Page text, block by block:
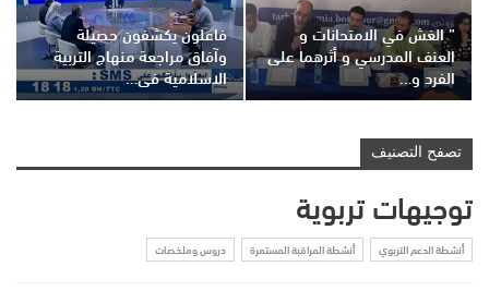
” الغش في الامتحانات و
العنف المدرسي و أثرهما على
الفرد و…
فاعلون يكشفون حصيلة
وآفاق مراجعة منهاج التربية
الاسلامية في…
تصفح التصنيف
توجيهات تربوية
أنشطة الدعم التربوي أنشطة المراقبة المستمرة دروس وملخصات